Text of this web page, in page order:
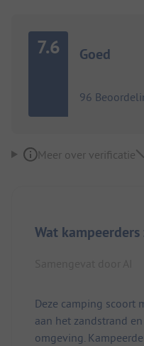
7.6 Goed
96
Meer over verificatie
Wat kampeerders
Deze camping scoort
aan het zandstrand
omgeving.